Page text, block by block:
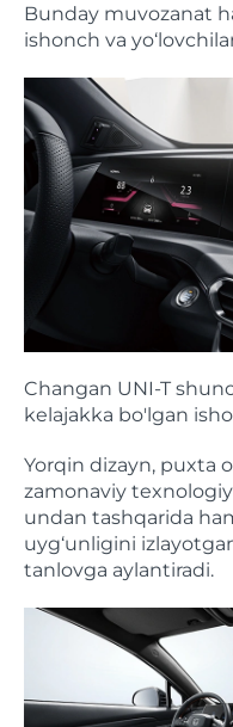
Bunday muvozanat
ishonch va
Changan UNI-T
kelajakka bo'lgan
Yorqin dizayn, puxta
zamonaviy
undan tashqarida
uyg‘unligini
tanlovga aylantiradi.